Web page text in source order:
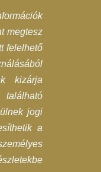
megtesz
felelhető
kizárja
jogi
a